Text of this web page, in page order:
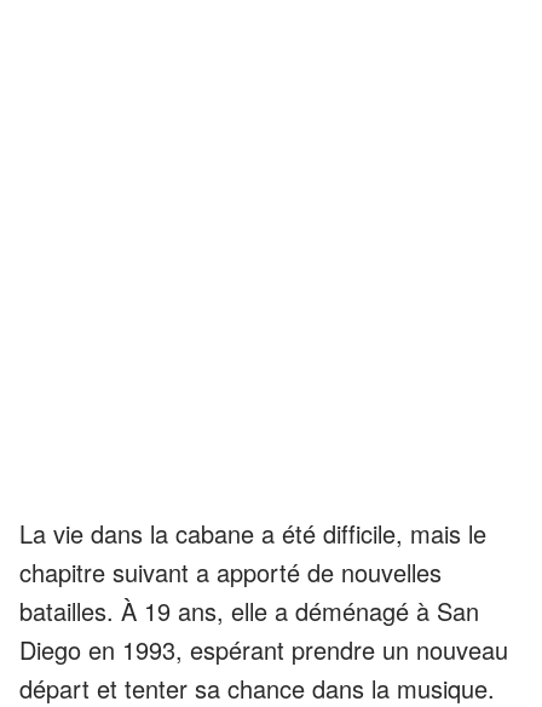
La vie dans la cabane a été difficile, mais le
chapitre suivant a apporté de nouvelles
batailles. À 19 ans, elle a déménagé à San
Diego en 1993, espérant prendre un nouveau
départ et tenter sa chance dans la musique.